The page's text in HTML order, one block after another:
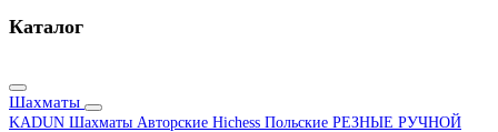
Каталог
Шахматы
KADUN Шахматы Авторские Hichess Польские РЕЗНЫЕ РУЧНОЙ